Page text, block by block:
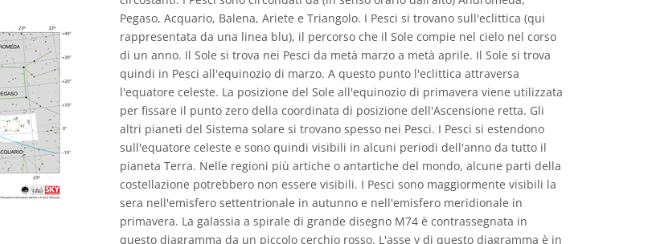
Pegaso, Acquario, Balena, Ariete e Triangolo. I Pesci si trovano sull'eclittica (qui
rappresentata da una linea blu), il percorso che il Sole compie nel cielo nel corso
di un anno. Il Sole si trova nei Pesci da metà marzo a metà aprile. Il Sole si trova
quindi in Pesci all'equinozio di marzo. A questo punto l'eclittica attraversa
l'equatore celeste. La posizione del Sole all'equinozio di primavera viene utilizzata
per fissare il punto zero della coordinata di posizione dell'Ascensione retta. Gli
altri pianeti del Sistema solare si trovano spesso nei Pesci. I Pesci si estendono
sull'equatore celeste e sono quindi visibili in alcuni periodi dell'anno da tutto il
pianeta Terra. Nelle regioni più artiche o antartiche del mondo, alcune parti della
costellazione potrebbero non essere visibili. I Pesci sono maggiormente visibili la
sera nell'emisfero settentrionale in autunno e nell'emisfero meridionale in
primavera. La galassia a spirale di grande disegno M74 è contrassegnata in
questo diagramma da un piccolo cerchio rosso. L'asse y di questo diagramma è in